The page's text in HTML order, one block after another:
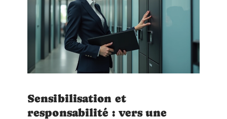
Sensibilisation et
responsabilité : vers une